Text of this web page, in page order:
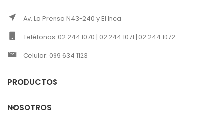
Av. La Prensa N43-240 y El Inca
Teléfonos: 02 244 1070 | 02 244 1071 | 02 244 1072
Celular: 099 634 1123
PRODUCTOS
NOSOTROS